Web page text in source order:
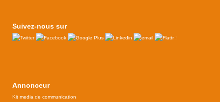
Suivez-nous sur
Annonceur
Kit media de communication